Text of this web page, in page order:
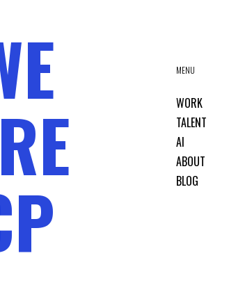
MENU
WORK
TALENT
AI
ABOUT
BLOG